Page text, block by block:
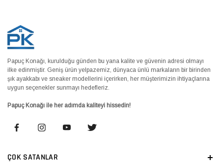
Papuç Konağı, kurulduğu günden bu yana kalite ve güvenin adresi olmayı
ilke edinmiştir. Geniş ürün yelpazemiz, dünyaca ünlü markaların bir birinden
şık ayakkabı ve sneaker modellerini içerirken, her müşterimizin ihtiyaçlarına
uygun seçenekler sunmayı hedefleriz.
Papuç Konağı ile her adımda kaliteyi hissedin!
ÇOK SATANLAR